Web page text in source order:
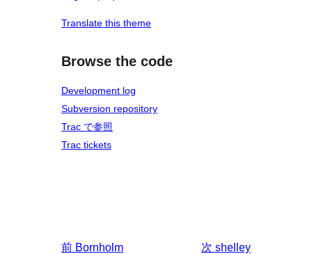
Translate this theme
Browse the code
Development log
Subversion repository
Trac で参照
Trac tickets
前 Bornholm 次 shelley